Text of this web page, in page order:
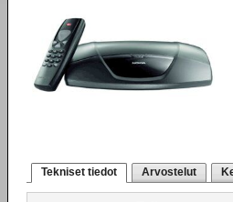
Tekniset tiedot Arvostelut